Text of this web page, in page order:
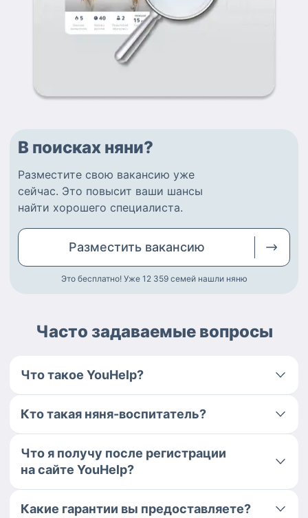
В поисках няни?
Разместите свою вакансию уже
сейчас. Это повысит ваши шансы
найти хорошего специалиста.
Разместить вакансию
Это бесплатно! Уже 12 359 семей нашли няню
Часто задаваемые вопросы
Что такое YouHelp?
Кто такая няня-воспитатель?
Что я получу после регистрации
на сайте YouHelp?
Какие гарантии вы предоставляете?